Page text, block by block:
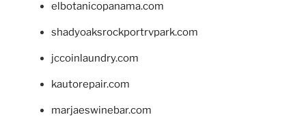
elbotanicopanama.com
shadyoaksrockportrvpark.com
jccoinlaundry.com
kautorepair.com
marjaeswinebar.com